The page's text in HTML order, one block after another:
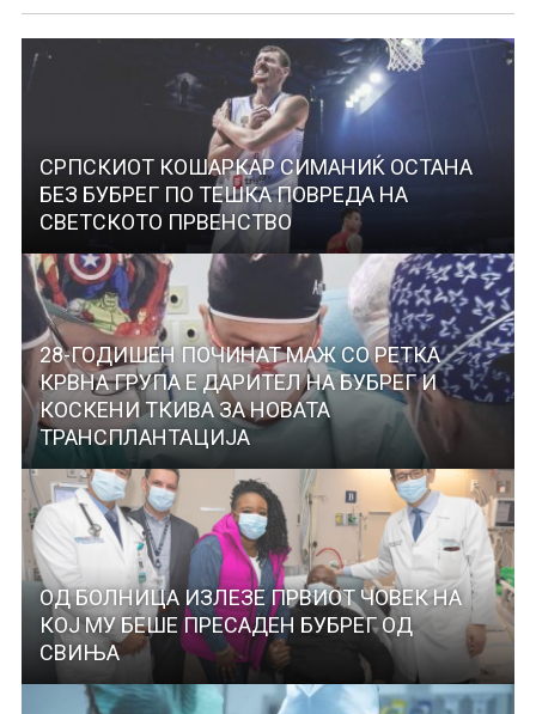
СРПСКИОТ КОШАРКАР СИМАНИЌ ОСТАНА
БЕЗ БУБРЕГ ПО ТЕШКА ПОВРЕДА НА
СВЕТСКОТО ПРВЕНСТВО
28-ГОДИШЕН ПОЧИНАТ МАЖ СО РЕТКА
КРВНА ГРУПА Е ДАРИТЕЛ НА БУБРЕГ И
КОСКЕНИ ТКИВА ЗА НОВАТА
ТРАНСПЛАНТАЦИЈА
ОД БОЛНИЦА ИЗЛЕЗЕ ПРВИОТ ЧОВЕК НА
КОЈ МУ БЕШЕ ПРЕСАДЕН БУБРЕГ ОД
СВИЊА